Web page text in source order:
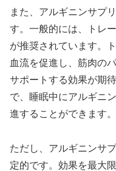
また、アルギニンサプ
す。一般的には、トレ
が推奨されています。
血流を促進し、筋肉の
サポートする効果が期
で、睡眠中にアルギニ
進することができます。
ただし、アルギニンサ
定的です。効果を最大